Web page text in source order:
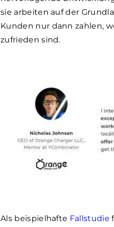
sie arbeiten auf der
Kunden nur dann zahlen,
zufrieden sind.
Als beispielhafte Fallstudie